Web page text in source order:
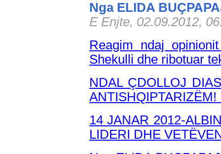
Nga ELIDA
E Enjte, 02.09.2012,
Reagim ndaj
Shekulli dhe ribotuar
NDAL ÇDOLLOJ
ANTISHQIPTARIZËM!
14 JANAR 2012-
LIDERI DHE